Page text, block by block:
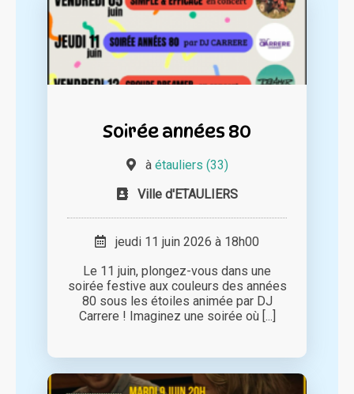
Soirée années 80
à étauliers (33)
Ville d'ETAULIERS
jeudi 11 juin 2026 à 18h00
Le 11 juin, plongez-vous dans une
soirée festive aux couleurs des années
80 sous les étoiles animée par DJ
Carrere ! Imaginez une soirée où [...]